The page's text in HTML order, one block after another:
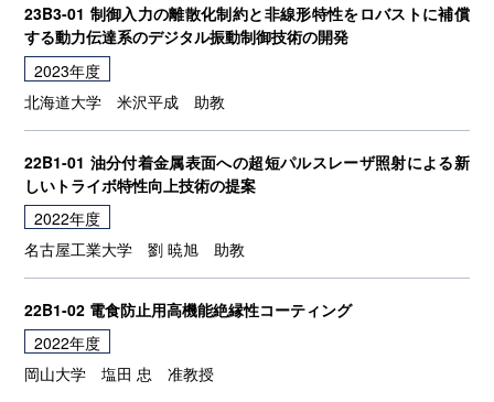
23B3-01 制御入力の離散化制約と非線形特性をロバストに補償
する動力伝達系のデジタル振動制御技術の開発
2023年度
北海道大学
米沢平成 助教
22B1-01 油分付着金属表面への超短パルスレーザ照射による新
しいトライボ特性向上技術の提案
2022年度
名古屋工業大学
劉 暁旭 助教
22B1-02 電食防止用高機能絶縁性コーティング
2022年度
岡山大学
塩田 忠 准教授